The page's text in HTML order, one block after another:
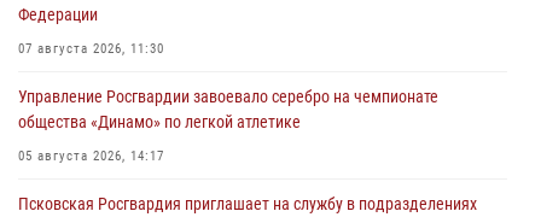
Федерации
07 августа 2026, 11:30
Управление Росгвардии завоевало серебро на чемпионате
общества «Динамо» по легкой атлетике
05 августа 2026, 14:17
Псковская Росгвардия приглашает на службу в подразделениях